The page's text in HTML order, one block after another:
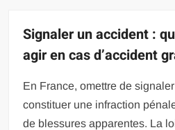
Signaler un accident :
agir en cas d’accident
En France, omettre de
constituer une infraction
de blessures apparentes. La